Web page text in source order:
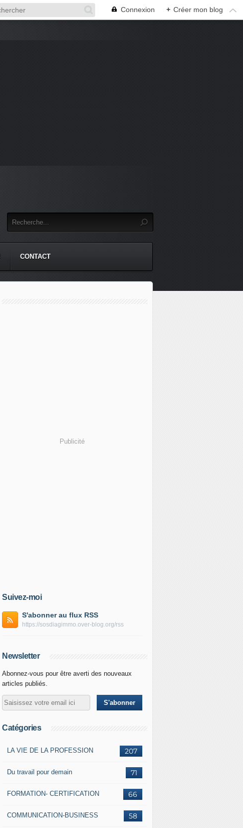
Connexion + Créer mon blog
CONTACT
Publicité
Suivez-moi
S'abonner au flux RSS
https://sosdiagimmo.over-blog.org/rss
Newsletter
Abonnez-vous pour être averti des nouveaux
articles publiés.
Catégories
207
LA VIE DE LA PROFESSION
71
Du travail pour demain
66
FORMATION- CERTIFICATION
58
COMMUNICATION-BUSINESS